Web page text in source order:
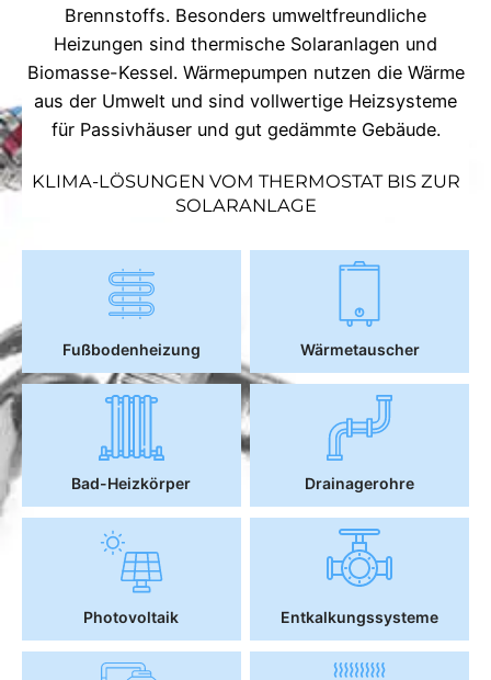
Brennstoffs. Besonders umweltfreundliche
Heizungen sind thermische Solaranlagen und
Biomasse-Kessel. Wärmepumpen nutzen die Wärme
aus der Umwelt und sind vollwertige Heizsysteme
für Passivhäuser und gut gedämmte Gebäude.
KLIMA-LÖSUNGEN VOM THERMOSTAT BIS ZUR
SOLARANLAGE
Fußbodenheizung Wärmetauscher
Bad-Heizkörper Drainagerohre
Photovoltaik Entkalkungssysteme